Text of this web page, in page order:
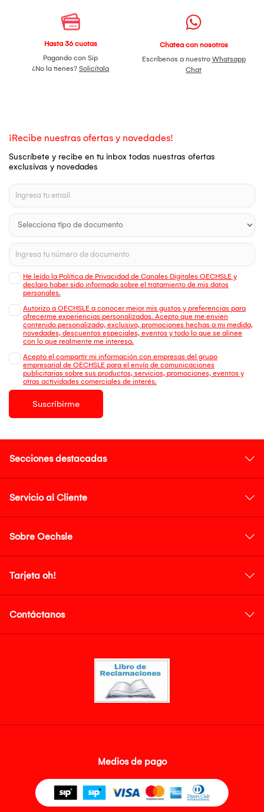
Hasta 36 cuotas
Pagando con Sip
¿No la tienes? Solicítala
Chatea con nosotros
Escríbenos a nuestro Whatsapp
Chat
¡Recibe nuestras ofertas y novedades!
Suscríbete y recibe en tu inbox todas nuestras ofertas
exclusivas y novedades
He leído la Política de Privacidad de Canales Digitales OECHSLE y
declaro haber sido informado sobre el tratamiento de mis datos
personales.
Autorizo a OECHSLE a conocer mejor mis gustos y preferencias para
ofrecerme experiencias personalizadas. Acepto que me envien
contenido personalizado, exclusivo, promociones hechas a mi medida,
novedades, descuentos especiales, eventos y todo lo que se alinee
con lo que realmente me interesa.
Acepto el compartir mi información con empresas del grupo
empresarial de OECHSLE para el envío de comunicaciones
publicitarias sobre sus productos, servicios, promociones, eventos y
otras actividades comerciales de interés.
Suscribirme
Secciones destacadas
Servicio al Cliente
Sobre Oechsle
Tarjeta oh!
Contáctanos
Medios de pago